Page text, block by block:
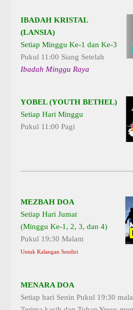
IBADAH KRISTAL
(LANSIA)
Setiap Minggu Ke-1 dan Ke-3
Pukul 11:00 Siang Setelah
Ibadah Minggu Raya
YOBEL (YOUTH BETHEL)
Setiap Hari Minggu
Pukul 11:00 Pagi
MEZBAH DOA
Setiap Hari Jumat
(Minggu Ke-1, 2, 3, dan 4)
Pukul 19:30 Malam
Untuk Kalangan Sendiri
MENARA DOA
Setiap hari Senin Pukul 19:30